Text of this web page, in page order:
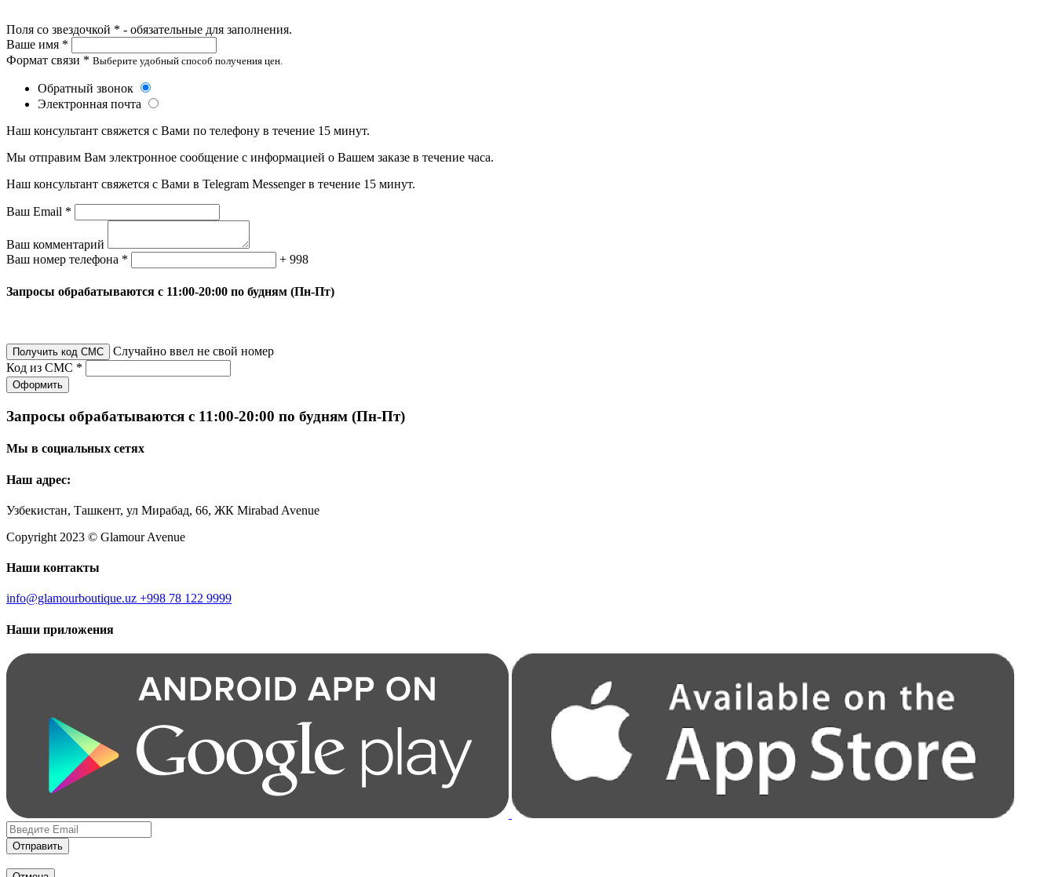
Поля со звездочкой * - обязательные для заполнения.
Ваше имя *
Формат связи * Выберите удобный способ получения цен.
Обратный звонок
Электронная почта
Наш консультант свяжется с Вами по телефону в течение 15 минут.
Мы отправим Вам электронное сообщение с информацией о Вашем заказе в течение часа.
Наш консультант свяжется с Вами в Telegram Messenger в течение 15 минут.
Ваш Email *
Ваш комментарий
Ваш номер телефона *
+ 998
Запросы обрабатываются с 11:00-20:00 по будням (Пн-Пт)
Получить код СМС
Случайно ввел не свой номер
Код из СМС *
Оформить
Запросы обрабатываются с 11:00-20:00 по будням (Пн-Пт)
Мы в социальных сетях
Наш адрес:
Узбекистан, Ташкент, ул Мирабад, 66, ЖК Mirabad Avenue
Copyright 2023 © Glamour Avenue
Наши контакты
info@glamourboutique.uz +998 78 122 9999
Наши приложения
Отправить